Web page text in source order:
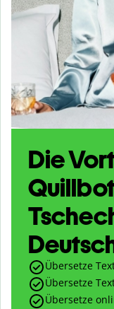
Die
Übersetze
Übersetze
Übersetze